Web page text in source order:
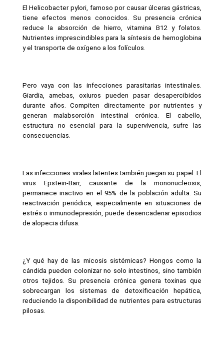
El Helicobacter pylori, famoso por causar úlceras gástricas,
tiene efectos menos conocidos. Su presencia crónica
reduce la absorción de hierro, vitamina B12 y folatos.
Nutrientes imprescindibles para la síntesis de hemoglobina
y el transporte de oxígeno a los folículos.
Pero vaya con las infecciones parasitarias intestinales.
Giardia, amebas, oxiuros pueden pasar desapercibidos
durante años. Compiten directamente por nutrientes y
generan malabsorción intestinal crónica. El cabello,
estructura no esencial para la supervivencia, sufre las
consecuencias.
Las infecciones virales latentes también juegan su papel. El
virus Epstein-Barr, causante de la mononucleosis,
permanece inactivo en el 95% de la población adulta. Su
reactivación periódica, especialmente en situaciones de
estrés o inmunodepresión, puede desencadenar episodios
de alopecia difusa.
¿Y qué hay de las micosis sistémicas? Hongos como la
cándida pueden colonizar no solo intestinos, sino también
otros tejidos. Su presencia crónica genera toxinas que
sobrecargan los sistemas de detoxificación hepática,
reduciendo la disponibilidad de nutrientes para estructuras
pilosas.